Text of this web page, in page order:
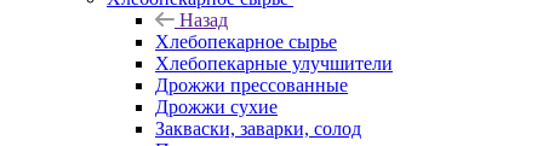
Назад
Хлебопекарное сырье
Хлебопекарные улучшители
Дрожжи прессованные
Дрожжи сухие
Закваски, заварки, солод